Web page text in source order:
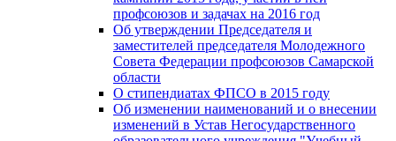
профсоюзов и задачах на 2016 год
Об утверждении Председателя и
заместителей председателя Молодежного
Совета Федерации профсоюзов Самарской
области
О стипендиатах ФПСО в 2015 году
Об изменении наименований и о внесении
изменений в Устав Негосударственного